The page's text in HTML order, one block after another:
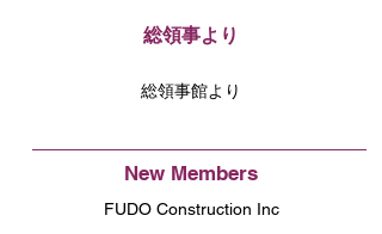
New Members
FUDO Construction Inc
総領事より
総領事館より